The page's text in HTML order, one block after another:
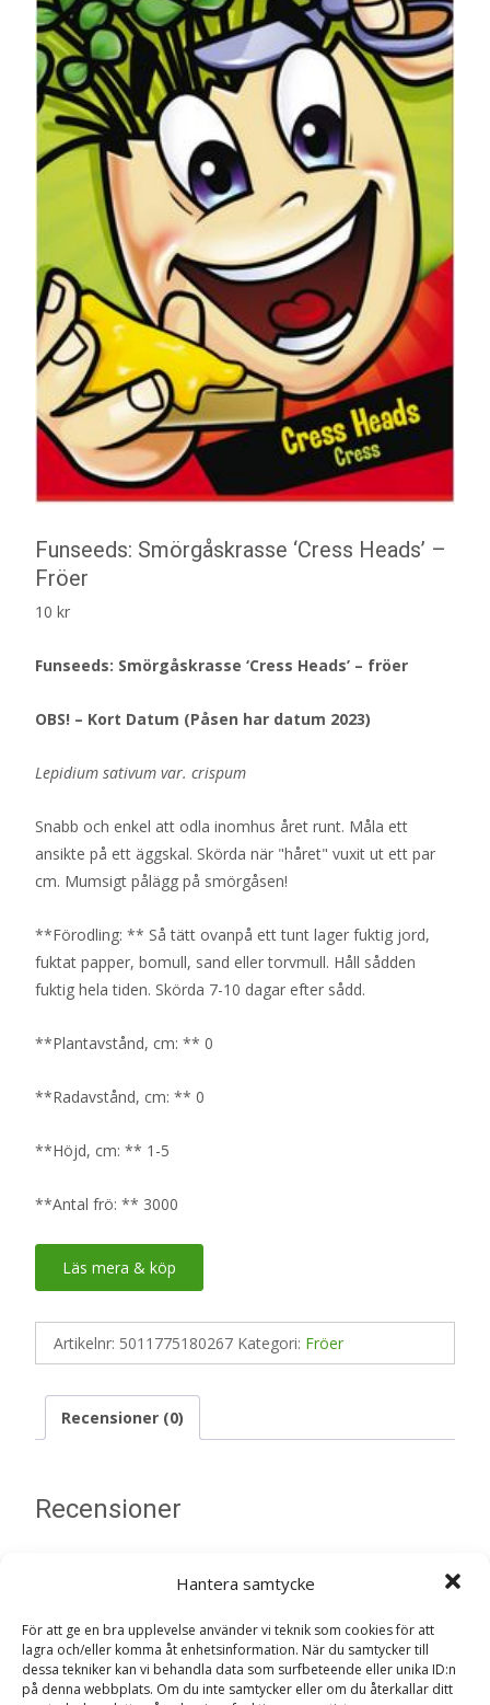
Hantera samtycke
För att ge en bra upplevelse använder vi teknik som cookies för att
lagra och/eller komma åt enhetsinformation. När du samtycker till
dessa tekniker kan vi behandla data som surfbeteende eller unika ID:n
på denna webbplats. Om du inte samtycker eller om du återkallar ditt
Funseeds: Smörgåskrasse ‘Cress Heads’ –
Fröer
10 kr
Funseeds: Smörgåskrasse ‘Cress Heads’ – fröer
OBS! – Kort Datum (Påsen har datum 2023)
Lepidium sativum var. crispum
Snabb och enkel att odla inomhus året runt. Måla ett
ansikte på ett äggskal. Skörda när "håret" vuxit ut ett par
cm. Mumsigt pålägg på smörgåsen!
**Förodling: ** Så tätt ovanpå ett tunt lager fuktig jord,
fuktat papper, bomull, sand eller torvmull. Håll sådden
fuktig hela tiden. Skörda 7-10 dagar efter sådd.
**Plantavstånd, cm: ** 0
**Radavstånd, cm: ** 0
**Höjd, cm: ** 1-5
**Antal frö: ** 3000
Läs mera & köp
Artikelnr: 5011775180267 Kategori: Fröer
Recensioner (0)
Recensioner
Bli först med att recensera ”Funseeds:
Smörgåskrasse ‘Cress Heads’ – Fröer”
Din e-postadress kommer inte publiceras. Obligatoriska fält